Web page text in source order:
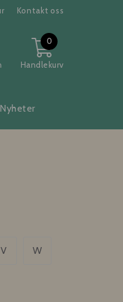
Kontakt oss
0
Handlekurv
Nyheter
V W